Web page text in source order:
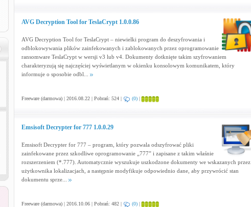
AVG Decryption Tool for TeslaCrypt 1.0.0.86
AVG Decryption Tool for TeslaCrypt – niewielki program do deszyfrowania i
odblokowywania plików zainfekowanych i zablokowanych przez oprogramowanie
ransomware TeslaCrypt w wersji v3 lub v4. Dokumenty dotknięte takim szyfrowaniem
charakteryzują się najczęściej wyświetlanym w okienku konsolowym komunikatem, który
informuje o sposobie odbl...
Freeware (darmowa) | 2016.08.22 | Pobrań: 524 | (0)|
Emsisoft Decrypter for 777 1.0.0.29
Emsisoft Decrypter for 777 – program, który pozwala odszyfrować pliki
zainfekowane przez szkodliwe oprogramowanie „777” i zapisane z takim właśnie
rozszerzeniem (*.777). Automatycznie wyszukuje uszkodzone dokumenty we wskazanych przez
użytkownika lokalizacjach, a następnie modyfikuje odpowiednio dane, aby przywrócić stan
dokumentu sprze...
Freeware (darmowa) | 2016.10.06 | Pobrań: 482 | (0)|